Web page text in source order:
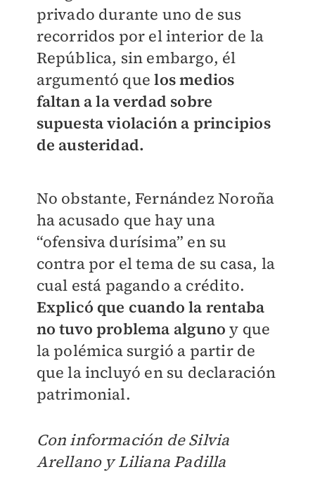
privado durante uno de sus
recorridos por el interior de la
República, sin embargo, él
argumentó quelos medios
faltan a la verdad sobre
supuesta violación a principios
de austeridad.
No obstante, Fernández Noroña
ha acusado que hay una
“ofensiva durísima” en su
contra por el tema de su casa, la
cual está pagando a crédito.
Explicó que cuando la rentaba
no tuvo problema alguno y que
la polémica surgió a partir de
que la incluyó en su declaración
patrimonial.
Con información de Silvia
Arellano y Liliana Padilla